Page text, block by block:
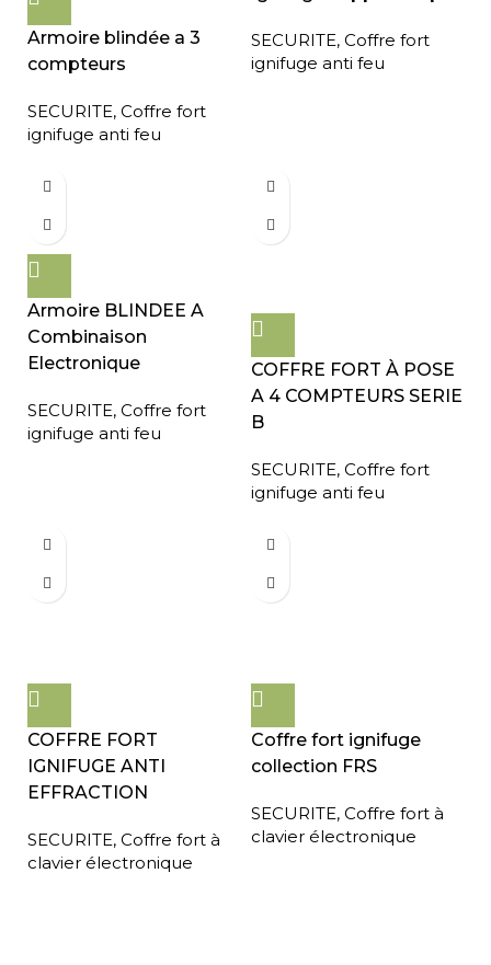
Armoire blindée a 3
compteurs
SECURITE, Coffre fort
ignifuge anti feu
SECURITE, Coffre fort
ignifuge anti feu
Armoire BLINDEE A
Combinaison
Electronique
SECURITE, Coffre fort
ignifuge anti feu
COFFRE FORT À POSE
A 4 COMPTEURS SERIE
B
SECURITE, Coffre fort
ignifuge anti feu
COFFRE FORT
IGNIFUGE ANTI
EFFRACTION
SECURITE, Coffre fort à
clavier électronique
Coffre fort ignifuge
collection FRS
SECURITE, Coffre fort à
clavier électronique